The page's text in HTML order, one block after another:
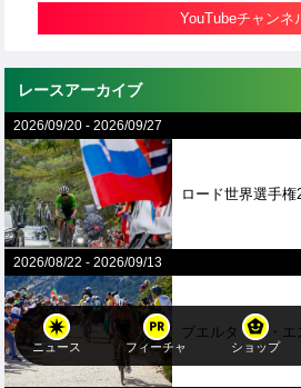
ニュース フィーチャ ショップ
YouTubeチャンネ
レースアーカイブ
2026/09/20 -2026/09/27
ロード世界選手権
2026/08/22 -2026/09/13
ブエルタ・ア・エ